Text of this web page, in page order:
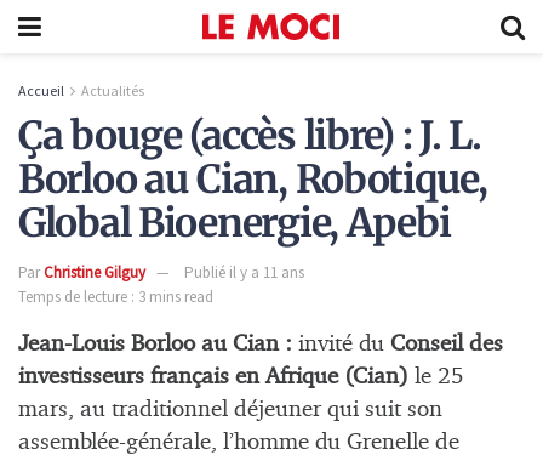
Accueil Actualités
Ça bouge (accès libre) : J. L.
Borloo au Cian, Robotique,
Global Bioenergie, Apebi
ParChristine Gilguy
Publié il y a 11 ans
Temps de lecture : 3 mins read
Jean-Louis Borloo au Cian : invité du Conseil des
investisseurs français en Afrique (Cian) le 25
mars, au traditionnel déjeuner qui suit son
assemblée-générale, l’homme du Grenelle de